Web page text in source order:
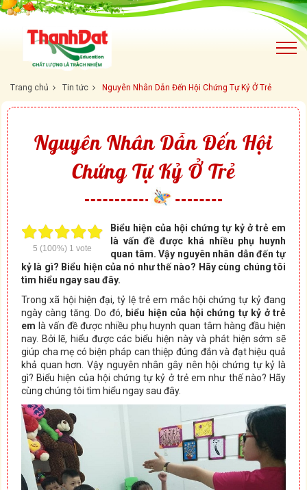
Trang chủ Tin tức Nguyên Nhân Dẫn Đến Hội Chứng Tự Kỷ Ở Trẻ
Nguyên Nhân Dẫn Đến Hội
Chứng Tự Kỷ Ở Trẻ
5 (100%) 1 vote
Biểu hiện của hội chứng tự kỷ ở trẻ em
là vấn đề được khá nhiều phụ huynh
quan tâm. Vậy nguyên nhân dẫn đến tự
kỷ là gì? Biểu hiện của nó như thế nào? Hãy cùng chúng tôi
tìm hiểu ngay sau đây.
Trong xã hội hiện đại, tỷ lệ trẻ em mắc hội chứng tự kỷ đang
ngày càng tăng. Do đó, biểu hiện của hội chứng tự kỷ ở trẻ
em là vấn đề được nhiều phụ huynh quan tâm hàng đầu hiện
nay. Bởi lẽ, hiểu được các biểu hiện này và phát hiện sớm sẽ
giúp cha mẹ có biện pháp can thiệp đúng đắn và đạt hiệu quả
khả quan hơn. Vậy nguyên nhân gây nên hội chứng tự kỷ là
gì? Biểu hiện của hội chứng tự kỷ ở trẻ em như thế nào? Hãy
cùng chúng tôi tìm hiểu ngay sau đây.